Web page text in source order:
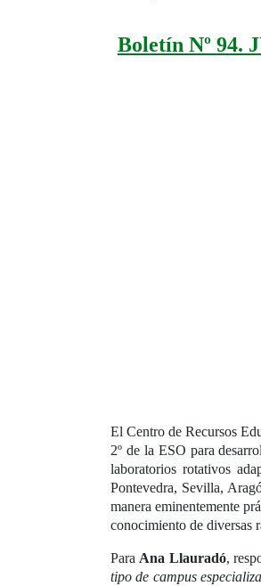
Boletín Nº 94.
El Centro de Recursos
2º de la ESO para
laboratorios rotativos
Pontevedra, Sevilla,
manera eminentemente
conocimiento de diversas
Para Ana Llauradó,
tipo de campus